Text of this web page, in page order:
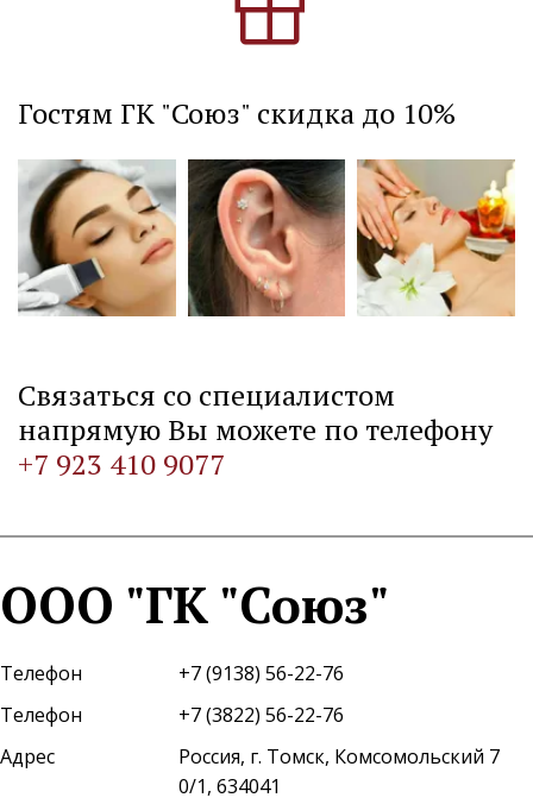
Гостям ГК "Союз" скидка до 10%
Связаться со специалистом
напрямую Вы можете по телефону
+7 923 410 9077
ООО "ГК "Союз"
Телефон
+7 (9138) 56-22-76
Телефон
+7 (3822) 56-22-76
Адрес
Россия, г. Томск, Комсомольский 7
0/1, 634041